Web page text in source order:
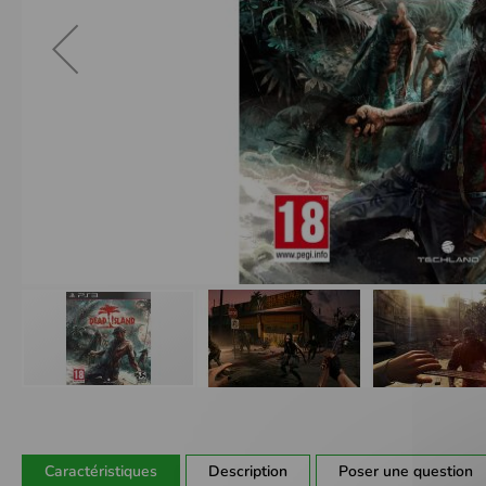
Caractéristiques Description Poser une question